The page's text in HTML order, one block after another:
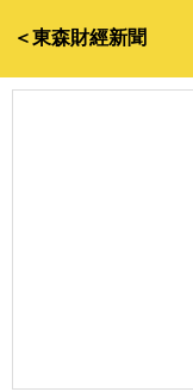
＜東森財經新聞